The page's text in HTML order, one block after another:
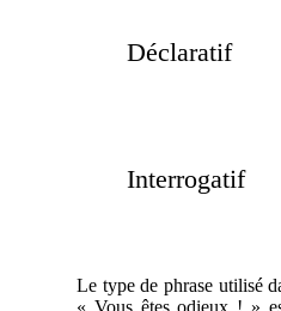
Déclaratif
Interrogatif
Le type de phrase utilisé
« Vous êtes odieux ! »